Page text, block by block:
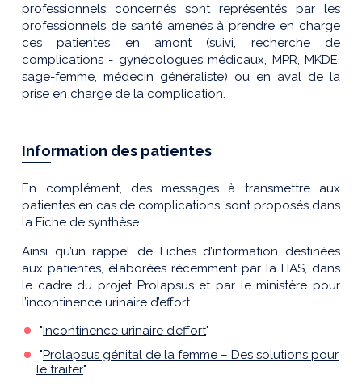
professionnels concernés sont représentés par les
professionnels de santé amenés à prendre en charge
ces patientes en amont (suivi, recherche de
complications - gynécologues médicaux, MPR, MKDE,
sage-femme, médecin généraliste) ou en aval de la
prise en charge de la complication.
Information des patientes
En complément, des messages à transmettre aux
patientes en cas de complications, sont proposés dans
la Fiche de synthèse.
Ainsi qu’un rappel de Fiches d’information destinées
aux patientes, élaborées récemment par la HAS, dans
le cadre du projet Prolapsus et par le ministère pour
l’incontinence urinaire d’effort.
"Incontinence urinaire d’effort"
"Prolapsus génital de la femme – Des solutions pour
le traiter"